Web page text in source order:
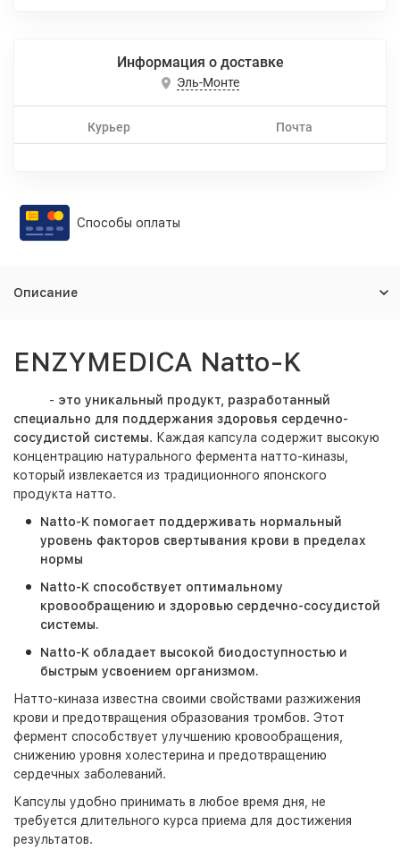
Информация о доставке
Эль-Монте
Курьер Почта
Способы оплаты
Описание
ENZYMEDICA Natto-K
- это уникальный продукт, разработанный
специально для поддержания здоровья сердечно-
сосудистой системы. Каждая капсула содержит высокую
концентрацию натурального фермента натто-киназы,
который извлекается из традиционного японского
продукта натто.
Natto-K помогает поддерживать нормальный
уровень факторов свертывания крови в пределах
нормы
Natto-K способствует оптимальному
кровообращению и здоровью сердечно-сосудистой
системы.
Natto-K обладает высокой биодоступностью и
быстрым усвоением организмом.
Натто-киназа известна своими свойствами разжижения
крови и предотвращения образования тромбов. Этот
фермент способствует улучшению кровообращения,
снижению уровня холестерина и предотвращению
сердечных заболеваний.
Капсулы удобно принимать в любое время дня, не
требуется длительного курса приема для достижения
результатов.